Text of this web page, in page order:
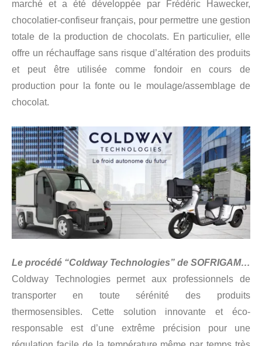
marché et a été développée par Frédéric Hawecker,
chocolatier-confiseur français, pour permettre une gestion
totale de la production de chocolats. En particulier, elle
offre un réchauffage sans risque d’altération des produits
et peut être utilisée comme fondoir en cours de
production pour la fonte ou le moulage/assemblage de
chocolat.
Le procédé “Coldway Technologies” de SOFRIGAM…
Coldway Technologies permet aux professionnels de
transporter en toute sérénité des produits
thermosensibles. Cette solution innovante et éco-
responsable est d’une extrême précision pour une